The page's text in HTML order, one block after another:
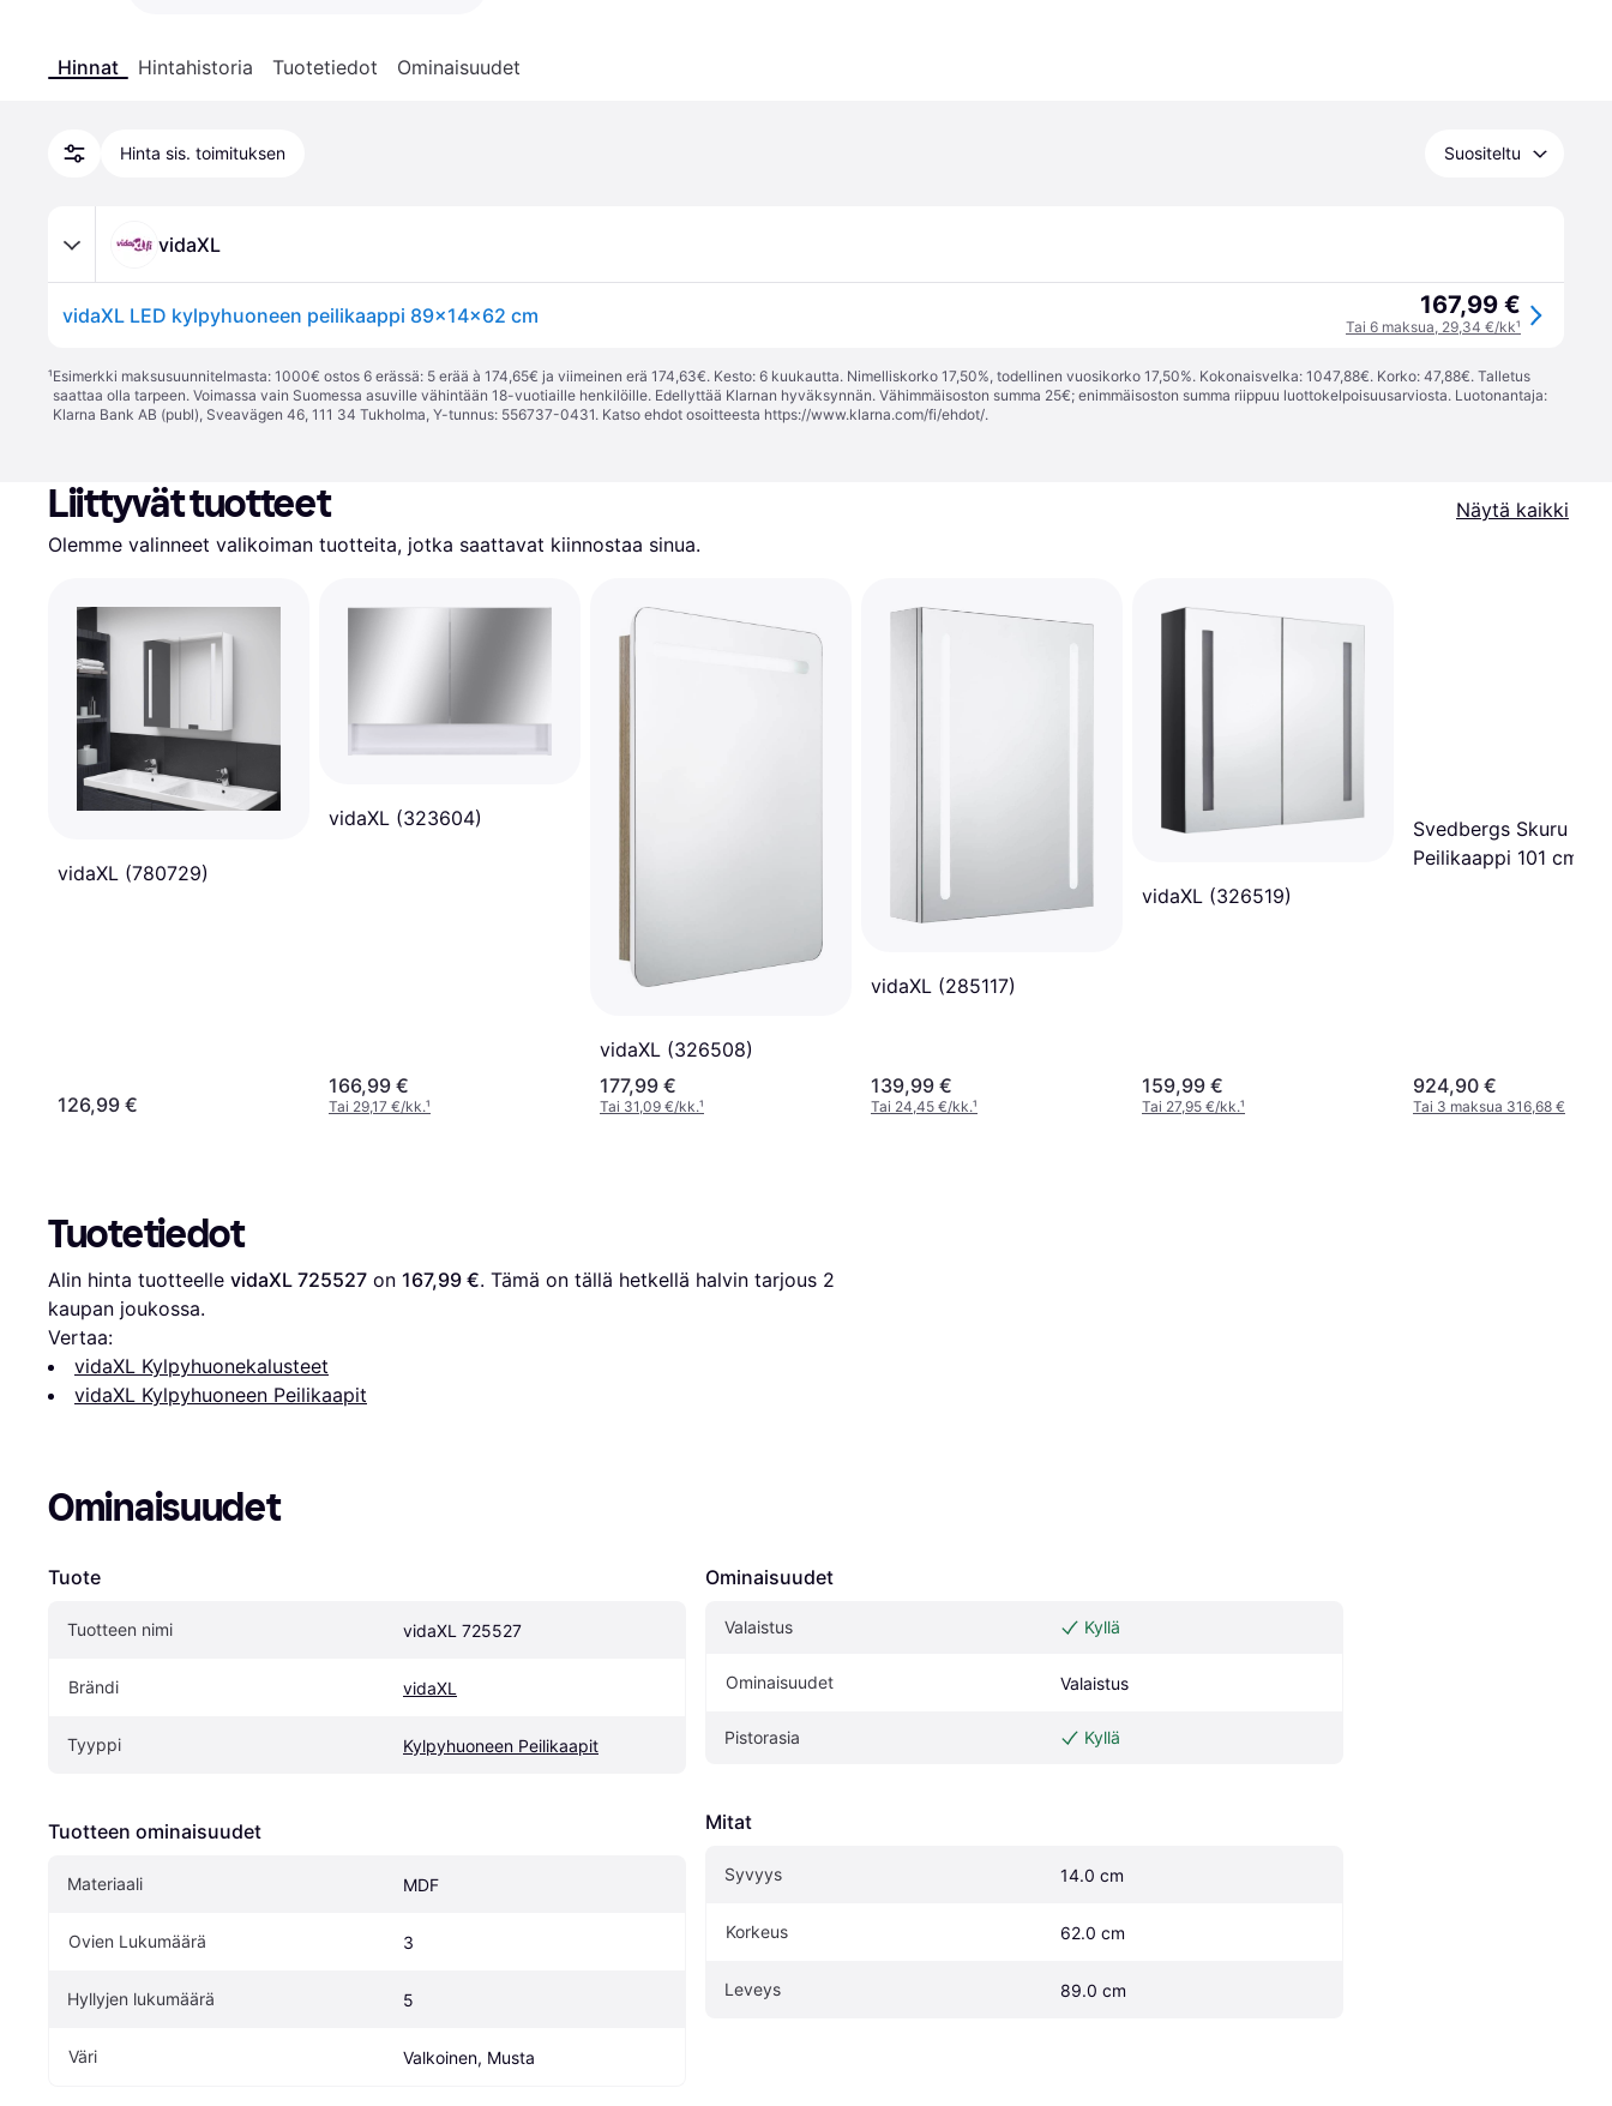
Hinnat Hintahistoria Tuotetiedot Ominaisuudet
Hinta sis. toimituksen Suositeltu
vidaXL
vidaXL LED kylpyhuoneen peilikaappi 89x14x62 cm 167,99 €
Tai 6 maksua, 29,34 €/kk¹
¹Esimerkki maksusuunnitelmasta: 1000€ ostos 6 erässä: 5 erää à 174,65€ ja viimeinen erä 174,63€. Kesto: 6 kuukautta. Nimelliskorko 17,50%, todellinen vuosikorko 17,50%. Kokonaisvelka: 1047,88€. Korko: 47,88€. Talletus
saattaa olla tarpeen. Voimassa vain Suomessa asuville vähintään 18-vuotiaille henkilöille. Edellyttää Klarnan hyväksynnän. Vähimmäisoston summa 25€; enimmäisoston summa riippuu luottokelpoisuusarviosta. Luotonantaja:
Klarna Bank AB (publ), Sveavägen 46, 111 34 Tukholma, Y-tunnus: 556737-0431. Katso ehdot osoitteesta https://www.klarna.com/fi/ehdot/.
Liittyvät tuotteet
Näytä kaikki
Olemme valinneet valikoiman tuotteita, jotka saattavat kiinnostaa sinua.
vidaXL (780729)
126,99 €
vidaXL (323604)
166,99 €
Tai 29,17 €/kk.¹
vidaXL (326508)
177,99 €
Tai 31,09 €/kk.¹
vidaXL (285117)
139,99 €
Tai 24,45 €/kk.¹
vidaXL (326519)
159,99 €
Tai 27,95 €/kk.¹
Svedbergs Skuru
Peilikaappi 101 cm
924,90 €
Tai 3 maksua 316,68 €
Tuotetiedot
Alin hinta tuotteelle vidaXL 725527 on 167,99 €. Tämä on tällä hetkellä halvin tarjous 2
kaupan joukossa.
Vertaa:
vidaXL Kylpyhuonekalusteet
vidaXL Kylpyhuoneen Peilikaapit
Ominaisuudet
Tuote
Tuotteen nimi vidaXL 725527
Brändi vidaXL
Tyyppi Kylpyhuoneen Peilikaapit
Tuotteen ominaisuudet
Materiaali MDF
Ovien Lukumäärä 3
Hyllyjen lukumäärä 5
Väri Valkoinen, Musta
Ominaisuudet
Valaistus Kyllä
Ominaisuudet Valaistus
Pistorasia Kyllä
Mitat
Syvyys 14.0 cm
Korkeus 62.0 cm
Leveys 89.0 cm